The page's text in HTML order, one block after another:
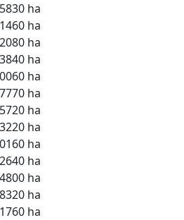
ha
ha
ha
ha
ha
ha
ha
ha
ha
ha
ha
ha
ha